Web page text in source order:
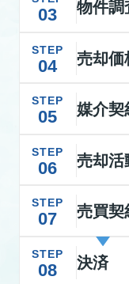
03 物件調
STEP
04 売却価
STEP
05 媒介契
STEP
06 売却活
STEP
07 売買契
STEP
08 決済